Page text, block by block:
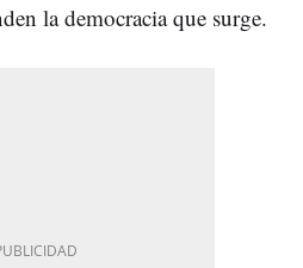
la democracia que surge.